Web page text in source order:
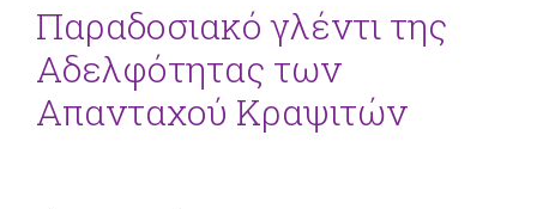
Παραδοσιακό γλέντι της
Αδελφότητας των
Απανταχού Κραψιτών